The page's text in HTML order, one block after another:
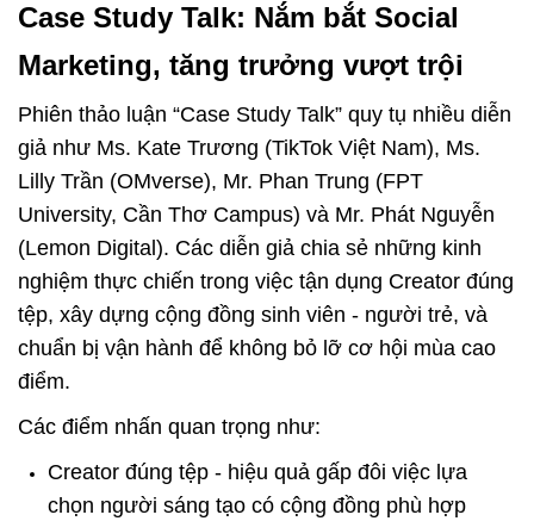
Case Study Talk: Nắm bắt Social
Marketing, tăng trưởng vượt trội
Phiên thảo luận “Case Study Talk” quy tụ nhiều diễn
giả như Ms. Kate Trương (TikTok Việt Nam), Ms.
Lilly Trần (OMverse), Mr. Phan Trung (FPT
University, Cần Thơ Campus) và Mr. Phát Nguyễn
(Lemon Digital). Các diễn giả chia sẻ những kinh
nghiệm thực chiến trong việc tận dụng Creator đúng
tệp, xây dựng cộng đồng sinh viên - người trẻ, và
chuẩn bị vận hành để không bỏ lỡ cơ hội mùa cao
điểm.
Các điểm nhấn quan trọng như:
Creator đúng tệp - hiệu quả gấp đôi việc lựa
chọn người sáng tạo có cộng đồng phù hợp